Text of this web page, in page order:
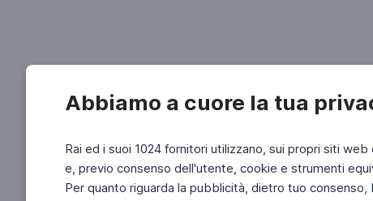
Abbiamo a cuore la tua
Rai ed i suoi 1024 fornitori utilizzano, sui propri siti
e, previo consenso dell'utente, cookie e strumenti
Per quanto riguarda la pubblicità, dietro tuo